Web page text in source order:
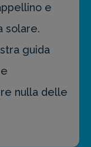
e
solare.
guida
nulla delle